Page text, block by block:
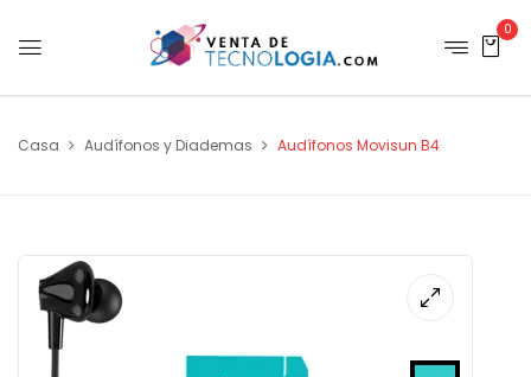
0
Casa Audífonos y Diademas Audífonos Movisun B4